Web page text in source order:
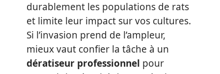
durablement les populations de rats
et limite leur impact sur vos cultures.
Si l’invasion prend de l’ampleur,
mieux vaut confier la tâche à un
dératiseur professionnel pour